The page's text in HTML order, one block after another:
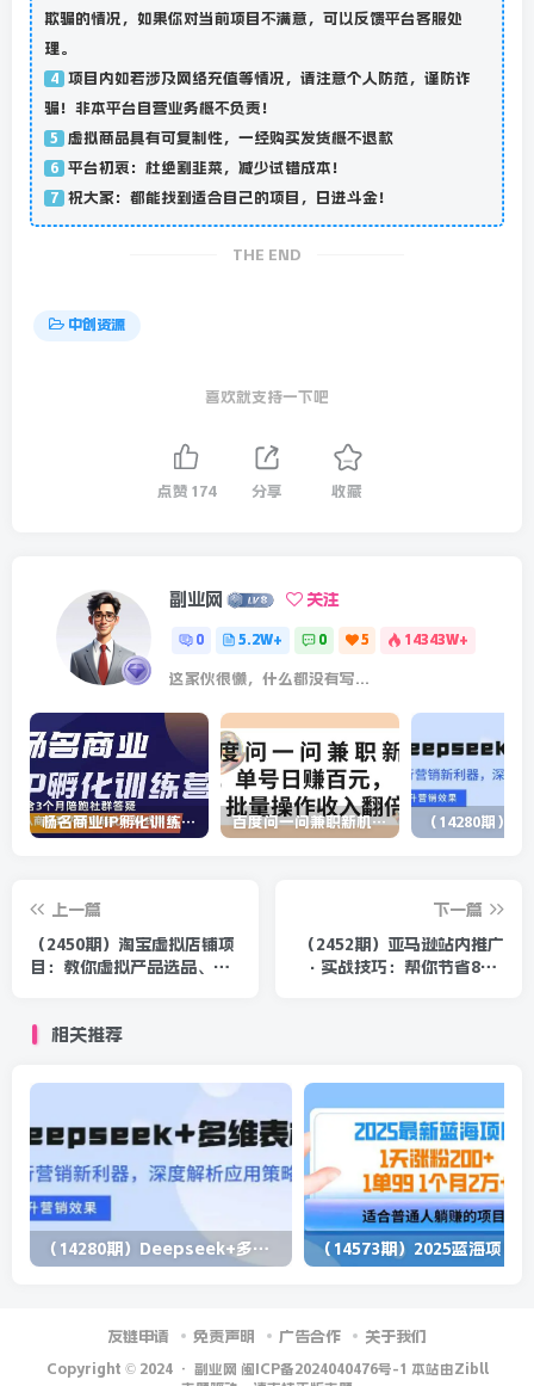
欺骗的情况，如果你对当前项目不满意，可以反馈平台客服处
理。
4
项目内如若涉及网络充值等情况，请注意个人防范，谨防诈
骗！非本平台自营业务概不负责！
5 虚拟商品具有可复制性，一经购买发货概不退款
6 平台初衷：杜绝割韭菜，减少试错成本！
7 祝大家：都能找到适合自己的项目，日进斗金！
THE END
中创资源
喜欢就支持一下吧
点赞 174 分享 收藏
副业网 关注
0 5.2W+ 0 5 14343W+
这家伙很懒，什么都没有写...
杨名商业IP孵化训练营，从商业到内容到转化一站式学 价值5980元 百度问一问兼职新机遇，单号日赚百元，批量操作收入翻倍
上一篇
（2450期）淘宝虚拟店铺项
目：教你虚拟产品选品、售
下一篇
（2452期）亚马逊站内推广
·实战技巧：帮你节省80%
相关推荐
（14280期）Deepseek+多维表格，银行营销新利器，深度解析应用策略，提升营销效果
友链申请 免责声明 广告合作 关于我们
Copyright © 2024 · 副业网 闽ICP备2024040476号-1 本站由Zibll